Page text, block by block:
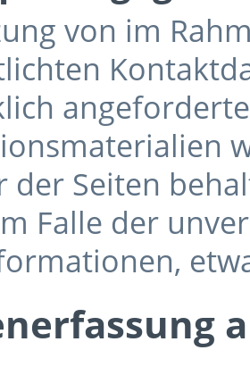
von im
der Seiten
Falle der